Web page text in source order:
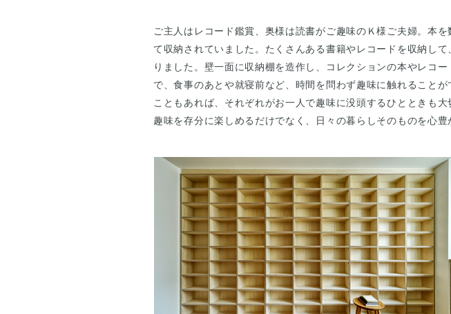
ご主人はレコード鑑賞、奥様は読書がご趣味のＫ様ご夫婦。本
て収納されていました。たくさんある書籍やレコードを収納し
りました。壁一面に収納棚を造作し、コレクションの本やレコ
で、食事のあとや就寝前など、時間を問わず趣味に触れること
こともあれば、それぞれがお一人で趣味に没頭するひとときも大
趣味を存分に楽しめるだけでなく、日々の暮らしそのものを心豊